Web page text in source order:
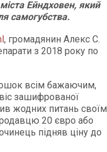
Ейндховен, який
самогубства.
, громадянин Алекс С.
з 2018 року по
всім бажаючим,
зашифрованої
жодних питань своїм
20 євро або
підняв ціну до